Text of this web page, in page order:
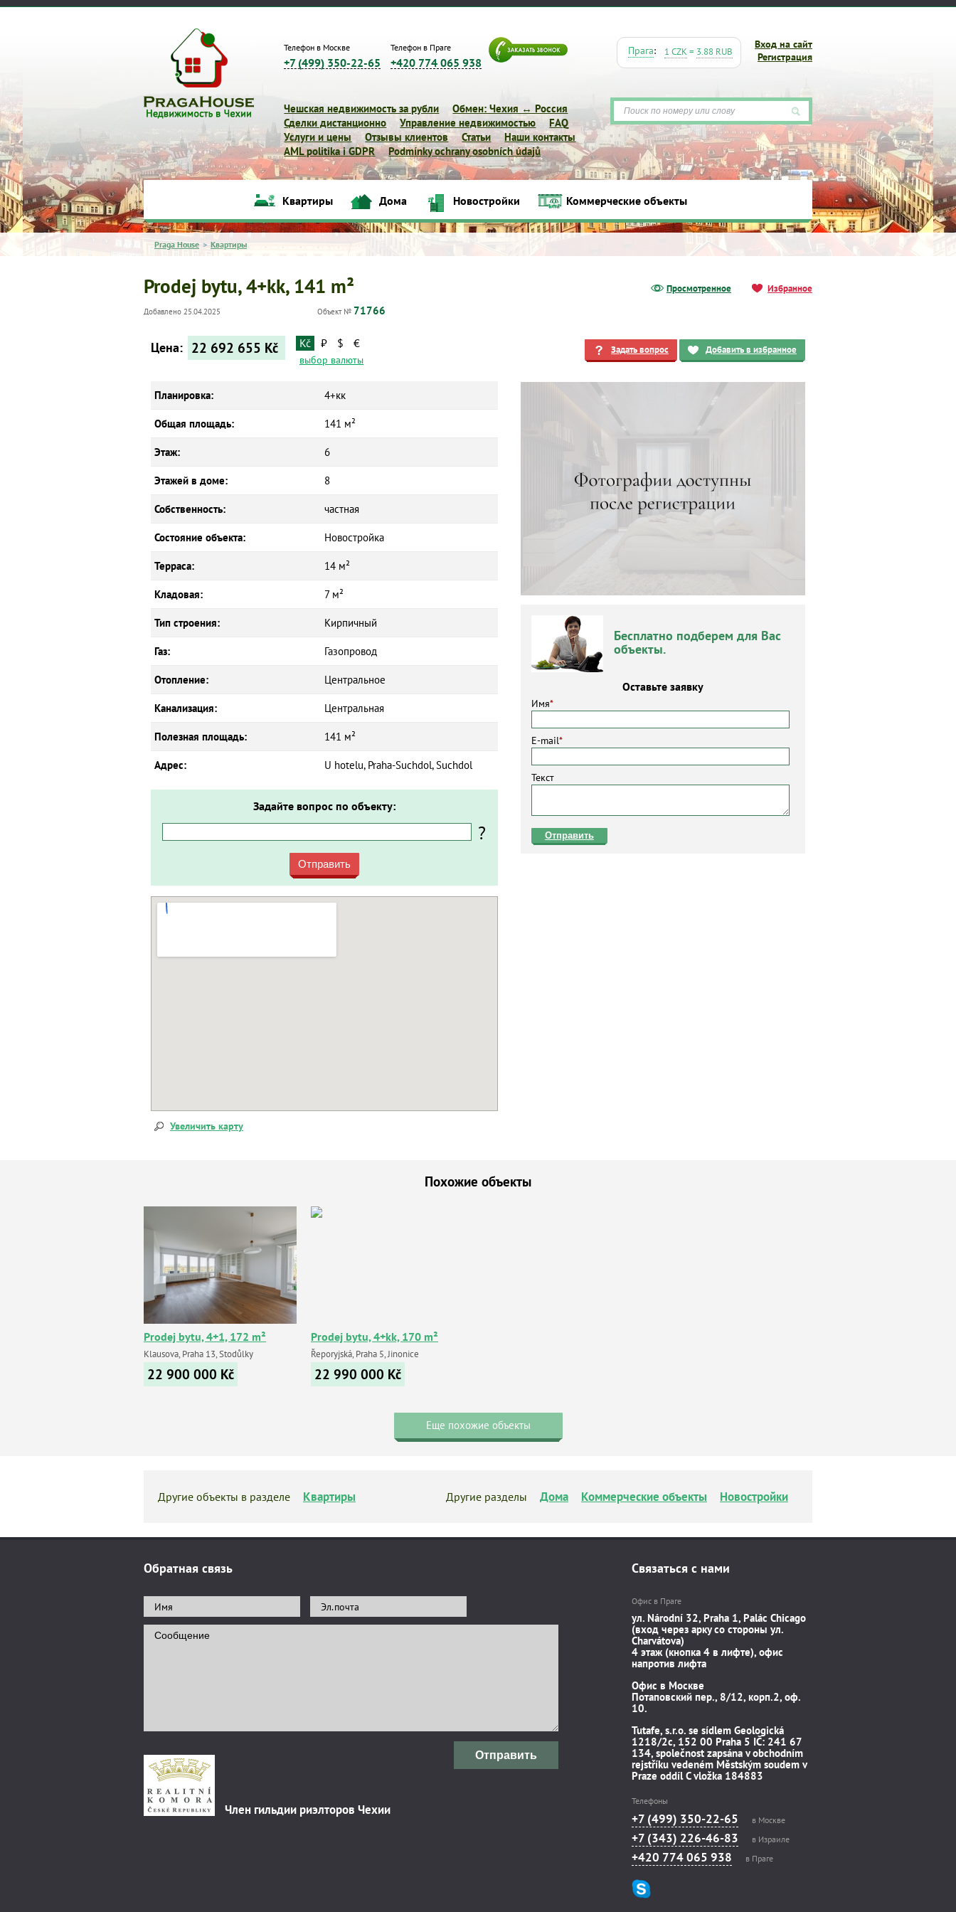
Телефон в Москве
+7 (499) 350-22-65
Телефон в Праге
+420 774 065 938
Вход на сайт
Регистрация
Прага: 1 CZK= 3.88 RUB
Чешская недвижимость за рубли
Обмен: Чехия ↔ Россия
Сделки дистанционно
Управление недвижимостью
FAQ
Услуги и цены
Отзывы клиентов Статьи
Наши контакты
AML politika i GDPR
Podmínky ochrany osobních údajů
Квартиры Дома Новостройки Коммерческие объекты
Квартиры Дома Новостройки Коммерческие объекты
Praga House > Квартиры
Просмотренное Избранное
Prodej bytu, 4+kk, 141 m²
Добавлено 25.04.2025 Объект № 71766
Задать вопрос Добавить в избранное
Бесплатно подберем для Вас
объекты.
Оставьте заявку
Имя*
E-mail*
Текст
Отправить
Цена: 22 692 655 Kč Kč ₽ $ €
выбор валюты
Планировка: 4+кк
Общая площадь: 141 м²
Этаж: 6
Этажей в доме: 8
Собственность: частная
Состояние объекта: Новостройка
Терраса: 14 м²
Кладовая: 7 м²
Тип строения: Кирпичный
Газ: Газопровод
Отопление: Центральное
Канализация: Центральная
Полезная площадь: 141 м²
Адрес: U hotelu, Praha-Suchdol, Suchdol
Задайте вопрос по объекту:
?
Отправить
Увеличить карту
Похожие объекты
Prodej bytu, 4+1, 172 m²
Klausova, Praha 13, Stodůlky
22 900 000 Kč
Prodej bytu, 4+kk, 170 m²
Řeporyjská, Praha 5, Jinonice
22 990 000 Kč
Еще похожие объекты
Другие объекты в разделе Квартиры Другие разделы Дома Коммерческие объекты Новостройки
Обратная связь
Отправить
Член гильдии риэлторов Чехии
Связаться с нами
Офис в Праге
ул. Národní 32, Praha 1, Palác Chicago
(вход через арку со стороны ул.
Charvátova)
4 этаж (кнопка 4 в лифте), офис
напротив лифта
Офис в Москве
Потаповский пер., 8/12, корп.2, оф.
10.
Tutafe, s.r.o. se sídlem Geologická
1218/2c, 152 00 Praha 5 IČ: 241 67
134, společnost zapsána v obchodním
rejstříku vedeném Městským soudem v
Praze oddíl C vložka 184883
Телефоны
+7 (499) 350-22-65 в Москве
+7 (343) 226-46-83 в Израиле
+420 774 065 938 в Праге